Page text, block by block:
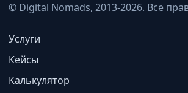
© Digital Nomads, 2013-2026. Все
Услуги
Кейсы
Калькулятор